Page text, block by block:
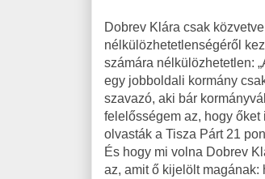
Dobrev Klára csak
nélkülözhetetlenségéről
számára nélkülözhetetlen:
egy jobboldali kormány
szavazó, aki bár
felelősségem az, hogy
olvasták a Tisza Párt 21
És hogy mi volna Dobrev
az, amit ő kijelölt magának: